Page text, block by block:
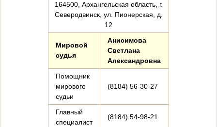
164500, Архангельская область, г.
Северодвинск, ул. Пионерская, д.
12
Мировой
судья
Анисимова
Светлана
Александровна
Помощник
мирового
судьи
(8184) 56-30-27
Главный
специалист
(8184) 54-98-21